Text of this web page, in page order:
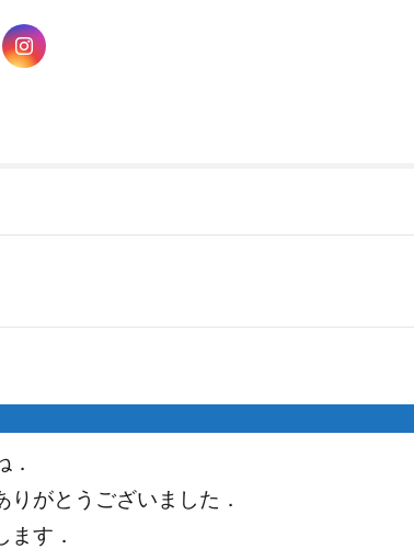
がとうございました．
す．